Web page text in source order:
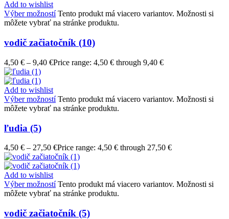
Add to wishlist
Výber možností Tento produkt má viacero variantov. Možnosti si
môžete vybrať na stránke produktu.
vodič začiatočník (10)
4,50 € – 9,40 €Price range: 4,50 € through 9,40 €
Add to wishlist
Výber možností Tento produkt má viacero variantov. Možnosti si
môžete vybrať na stránke produktu.
ľudia (5)
4,50 € – 27,50 €Price range: 4,50 € through 27,50 €
Add to wishlist
Výber možností Tento produkt má viacero variantov. Možnosti si
môžete vybrať na stránke produktu.
vodič začiatočník (5)